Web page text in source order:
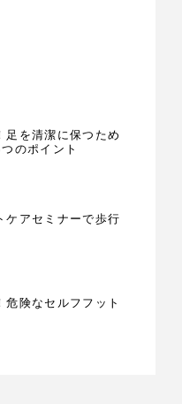
足を清潔に保つため
のポイント
ケアセミナーで歩行
危険なセルフフット